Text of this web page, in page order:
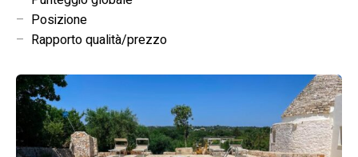
– Posizione
– Rapporto qualità/prezzo